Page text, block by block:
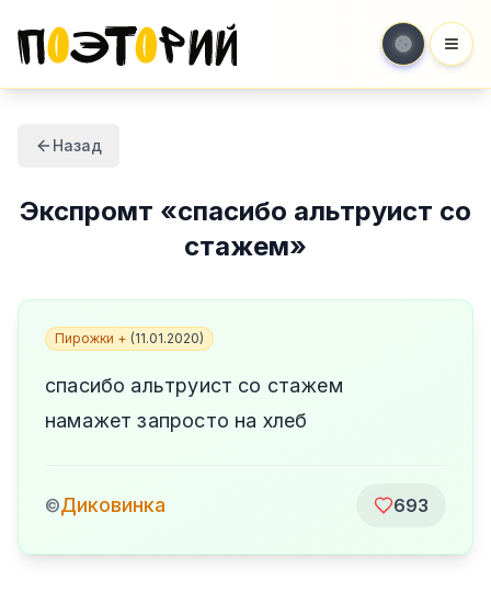
Назад
Экспромт «спасибо альтруист со
стажем»
Пирожки + (11.01.2020)
спасибо альтруист со стажем
намажет запросто на хлеб
©Диковинка 693